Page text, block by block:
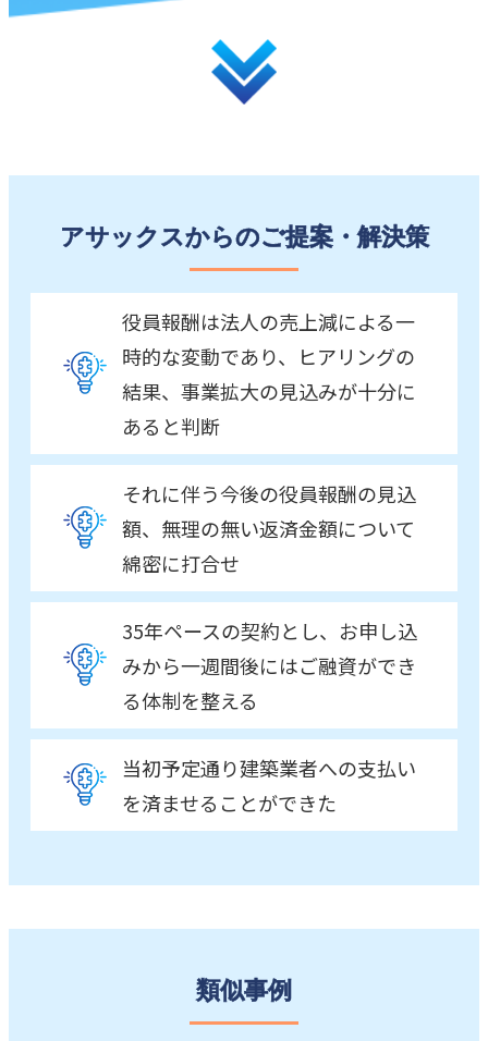
アサックスからのご提案・解決策
役員報酬は法人の売上減による一
時的な変動であり、ヒアリングの
結果、事業拡大の見込みが十分に
あると判断
それに伴う今後の役員報酬の見込
額、無理の無い返済金額について
綿密に打合せ
35年ペースの契約とし、お申し込
みから一週間後にはご融資ができ
る体制を整える
当初予定通り建築業者への支払い
を済ませることができた
類似事例